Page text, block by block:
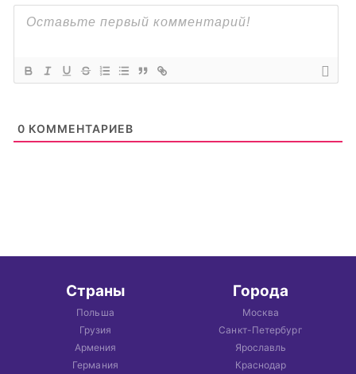
0 КОММЕНТАРИЕВ
Страны
Польша
Грузия
Армения
Германия
Города
Москва
Санкт-Петербург
Ярославль
Краснодар